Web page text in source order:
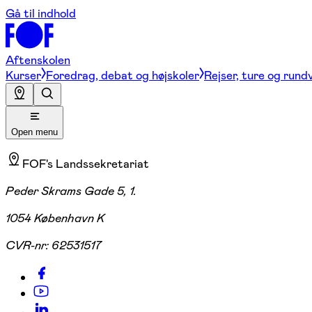
Gå til indhold
Aftenskolen
Kurser Foredrag, debat og højskoler Rejser, ture og
Open menu
FOF's Landssekretariat
Peder Skrams Gade 5, 1.
1054 København K
CVR-nr: 62531517